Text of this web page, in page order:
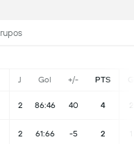
J Gol +/- PTS
2 86:46 40 4 2
2 61:66 -5 2